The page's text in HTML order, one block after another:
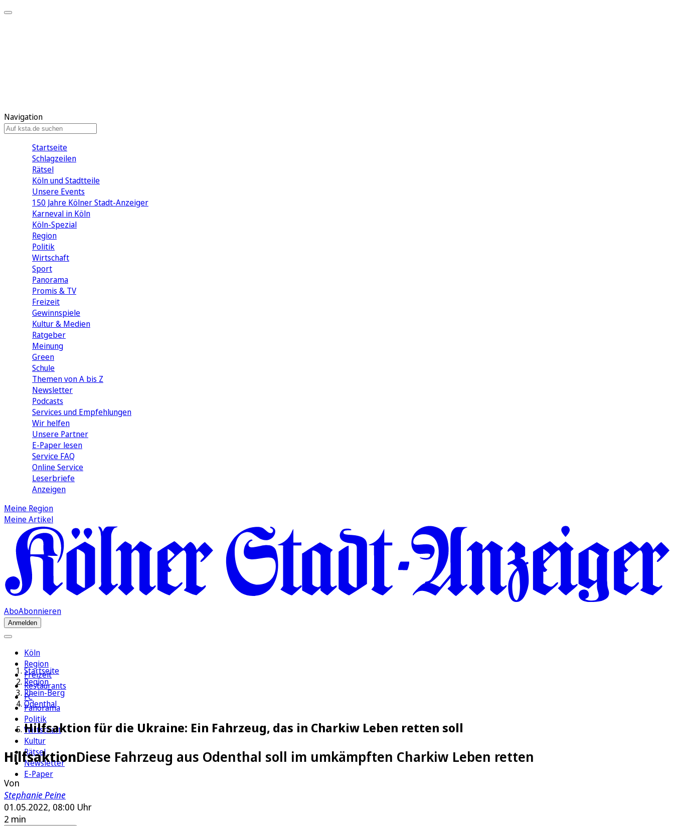
Navigation
Startseite
Schlagzeilen
Rätsel
Köln und Stadtteile
Unsere Events
150 Jahre Kölner Stadt-Anzeiger
Karneval in Köln
Köln-Spezial
Region
Politik
Wirtschaft
Sport
Panorama
Promis & TV
Freizeit
Gewinnspiele
Kultur & Medien
Ratgeber
Meinung
Green
Schule
Themen von A bis Z
Newsletter
Podcasts
Services und Empfehlungen
Wir helfen
Unsere Partner
E-Paper lesen
Service FAQ
Online Service
Leserbriefe
Anzeigen
Meine Region
Meine Artikel
AboAbonnieren
Anmelden
Köln
Region
Freizeit
Restaurants
FC
Panorama
Politik
Wirtschaft
Kultur
Rätsel
Newsletter
E-Paper
Startseite
Region
Rhein-Berg
Odenthal
Hilfsaktion für die Ukraine: Ein Fahrzeug, das in Charkiw Leben retten soll
HilfsaktionDiese Fahrzeug aus Odenthal soll im umkämpften Charkiw Leben retten
Von
Stephanie Peine
01.05.2022, 08:00 Uhr
2 min